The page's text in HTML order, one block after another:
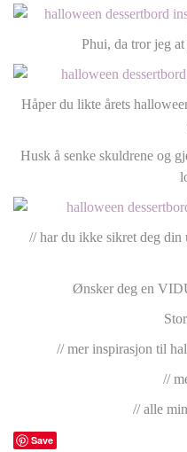
Phui, da tror jeg
Håper du likte årets
Husk å senke skuldrene og
// har du ikke sikret deg din
Ønsker deg en
// mer inspirasjon til
//
// alle
Save